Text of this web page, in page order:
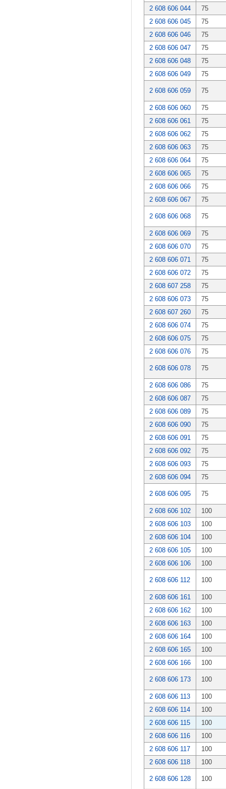
2 608 606 044
75
2 608 606 045
75
2 608 606 046
75
2 608 606 047
75
2 608 606 048
75
2 608 606 049
75
2 608 606 059 75
2 608 606 060
75
2 608 606 061
75
2 608 606 062
75
2 608 606 063
75
2 608 606 064
75
2 608 606 065
75
2 608 606 066
75
2 608 606 067
75
2 608 606 068 75
2 608 606 069
75
2 608 606 070
75
2 608 606 071
75
2 608 606 072
75
2 608 607 258
75
2 608 606 073
75
2 608 607 260
75
2 608 606 074
75
2 608 606 075
75
2 608 606 076
75
2 608 606 078 75
2 608 606 086
75
2 608 606 087
75
2 608 606 089
75
2 608 606 090
75
2 608 606 091
75
2 608 606 092
75
2 608 606 093
75
2 608 606 094
75
2 608 606 095 75
2 608 606 102
100
2 608 606 103
100
2 608 606 104
100
2 608 606 105
100
2 608 606 106
100
2 608 606 112 100
2 608 606 161
100
2 608 606 162
100
2 608 606 163
100
2 608 606 164
100
2 608 606 165
100
2 608 606 166
100
2 608 606 173 100
2 608 606 113
100
2 608 606 114
100
2 608 606 115
100
2 608 606 116
100
2 608 606 117
100
2 608 606 118
100
2 608 606 128 100